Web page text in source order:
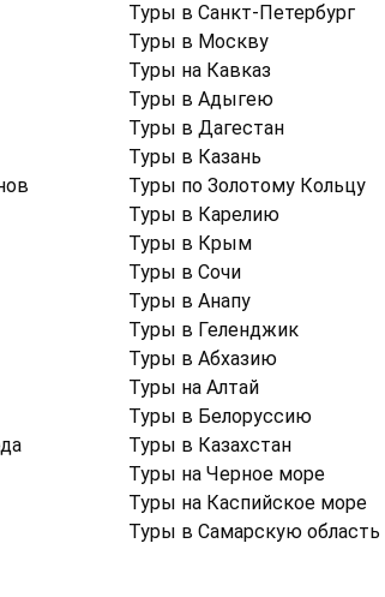
Туры в Санкт-Петербург
Туры в Москву
Туры на Кавказ
Туры в Адыгею
Туры в Дагестан
Туры в Казань
Туры по Золотому Кольцу
Туры в Карелию
Туры в Крым
Туры в Cочи
Туры в Анапу
Туры в Геленджик
Туры в Абхазию
Туры на Алтай
Туры в Белоруссию
Туры в Казахстан
Туры на Черное море
Туры на Каспийское море
Туры в Самарскую область